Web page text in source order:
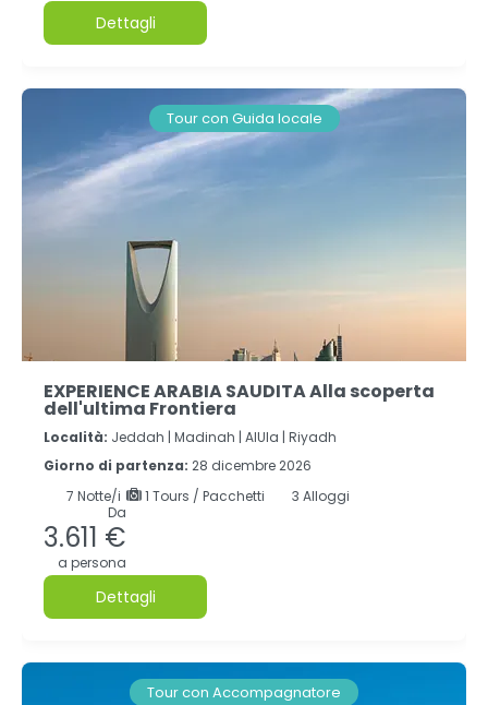
Dettagli
Tour con Guida locale
EXPERIENCE ARABIA SAUDITA Alla scoperta
dell'ultima Frontiera
Località: Jeddah | Madinah | AlUla | Riyadh
Giorno di partenza: 28 dicembre 2026
7 Notte/i 1 Tours / Pacchetti
3 Alloggi
Da
3.611 €
a persona
Dettagli
Tour con Accompagnatore